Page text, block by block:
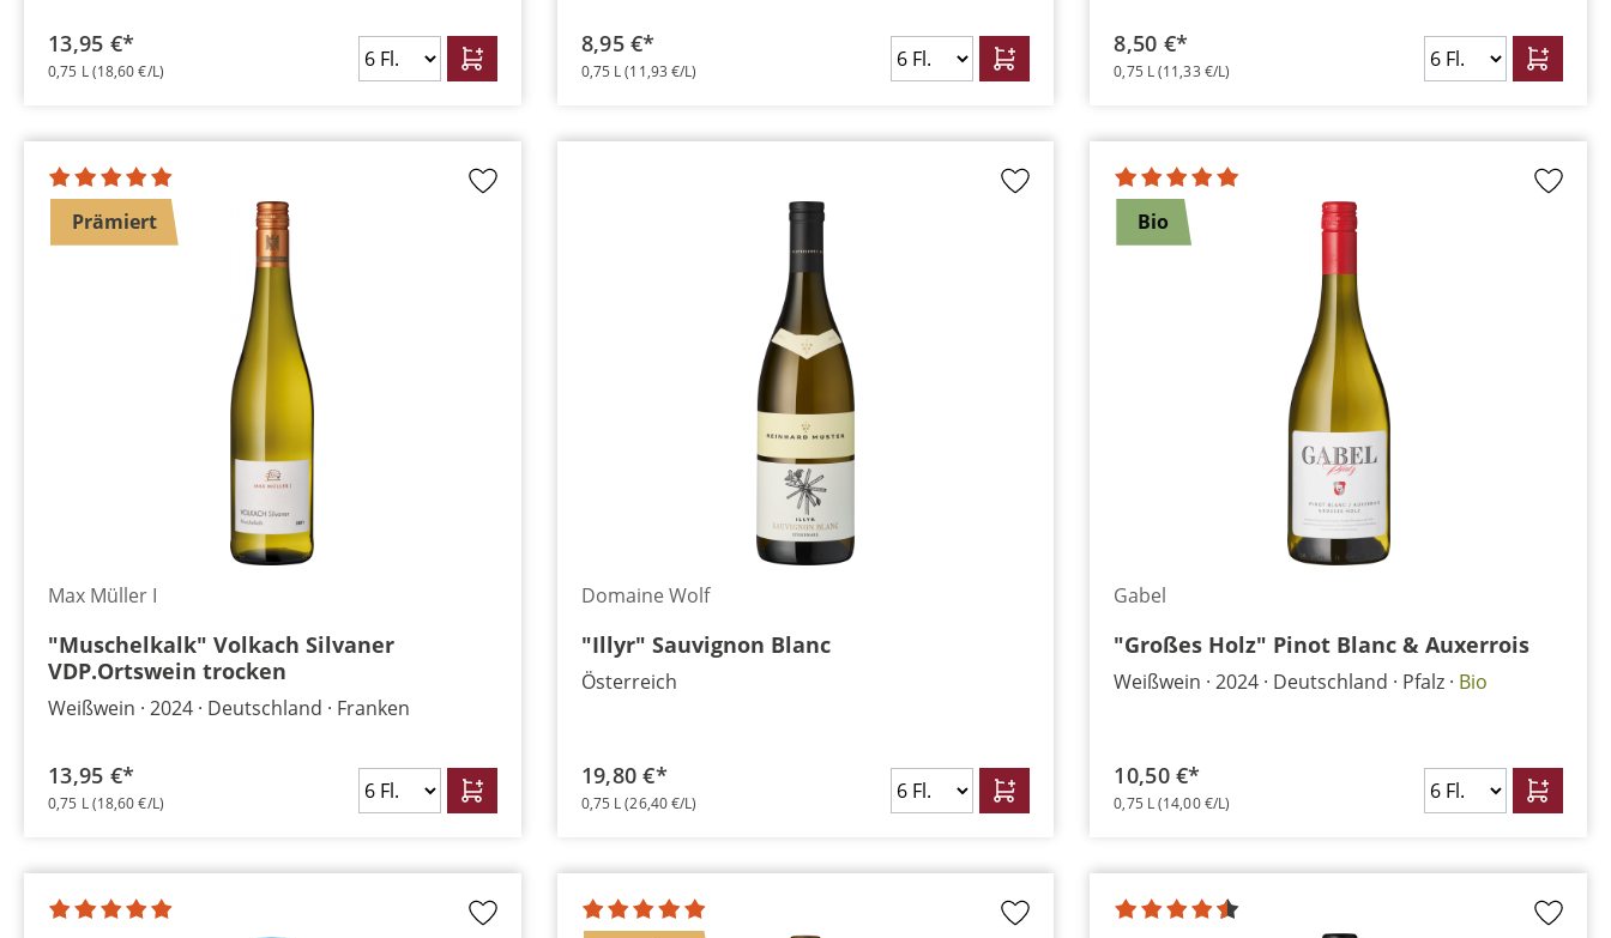
13,95 €*
0,75 L(18,60 €/L)
8,95 €*
0,75 L(11,93 €/L)
8,50 €*
0,75 L(11,33 €/L)
Prämiert
Max Müller I
"Muschelkalk" Volkach Silvaner
VDP.Ortswein trocken
Weißwein 2024 Deutschland Franken
13,95 €*
0,75 L(18,60 €/L)
Domaine Wolf
"Illyr" Sauvignon Blanc
Österreich
19,80 €*
0,75 L(26,40 €/L)
Bio
Gabel
"Großes Holz" Pinot Blanc & Auxerrois
Weißwein 2024 Deutschland Pfalz Bio
10,50 €*
0,75 L(14,00 €/L)